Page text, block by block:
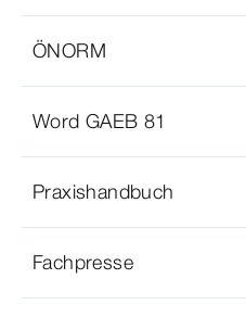
ÖNORM
Word GAEB 81
Praxishandbuch
Fachpresse